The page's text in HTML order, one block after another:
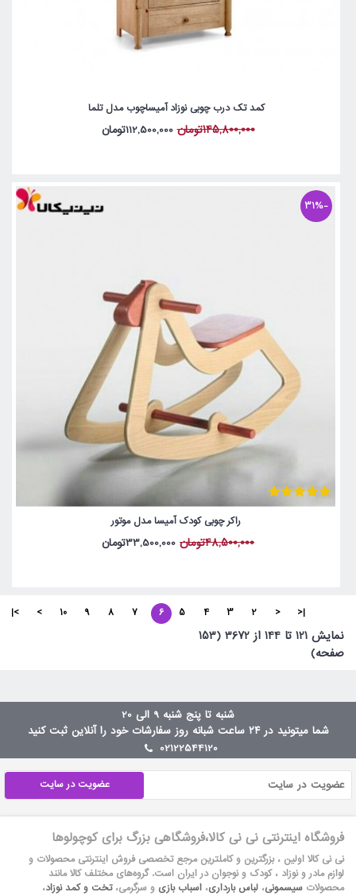
کمد تک درب چوبی نوزاد آمیساچوب مدل تلما
145,800,000تومان 112,500,000تومان
-31%
راکر چوبی کودک آمیسا مدل موتور
48,500,000تومان 33,500,000تومان
|<
<
2
3
4
5
6
7
8
9
10
>
>|
نمايش 121 تا 144 از 3672 (153
صفحه)
شنبه تا پنج شنبه 9 الی 20
شما میتونید در ۲۴ ساعت شبانه روز سفارشات خود را آنلاین ثبت کنید
02122544120
عضویت در سایت
فروشگاه اینترنتی نی نی کالا،فروشگاهی بزرگ برای کوچولوها
نی نی کالا اولین ، بزرگترین و کاملترین مرجع تخصصی فروش اینترنتی محصولات و
لوازم مادر و نوزاد ، کودک و نوجوان در ایران است. گروه‏‏‌های مختلف کالا مانند
محصولات سیسمونی، لباس بارداری، اسباب بازی و سرگرمی،تخت و کمد نوزاد،